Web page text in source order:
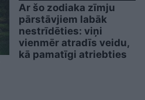
Ar šo zodiaka zīmju
pārstāvjiem labāk
nestrīdēties: viņi
vienmēr atradīs veidu,
kā pamatīgi atriebties